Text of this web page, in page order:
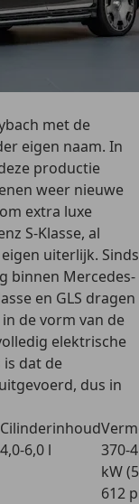
met de
eigen naam. In
productie
weer nieuwe
extra luxe
S-Klasse, al
uiterlijk. Sinds
binnen Mercedes-
en GLS dragen
de vorm van de
elektrische
is dat de
dus in
Cilinderinhoud
4,0-6,0 l
370-
kW
612